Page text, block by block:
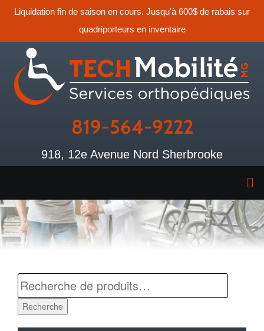
Liquidation fin de saison en cours. Jusqu'à 600$ de rabais sur
quadriporteurs en inventaire
819-564-9222
918, 12e Avenue Nord Sherbrooke
Recherche